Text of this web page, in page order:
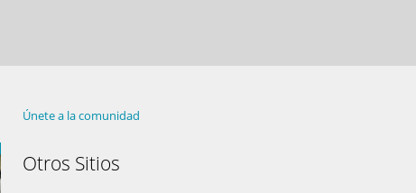
Únete a la comunidad
Otros Sitios